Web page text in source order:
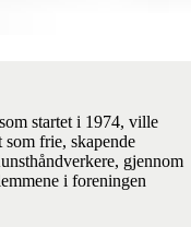
startet i 1974, ville
frie, skapende
gjennom
i foreningen